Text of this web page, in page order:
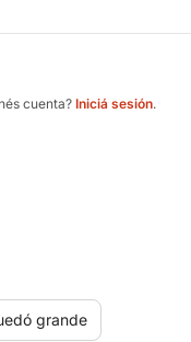
cuenta? Iniciá sesión.
grande